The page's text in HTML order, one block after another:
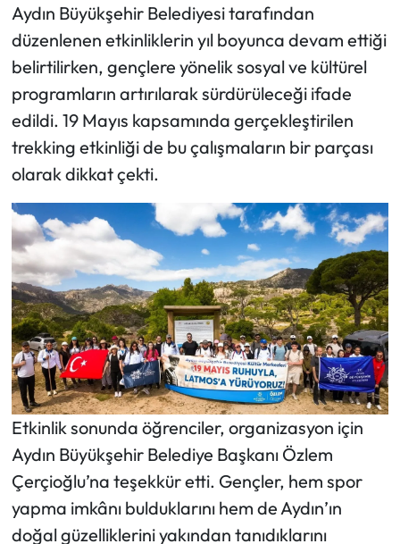
Aydın Büyükşehir Belediyesi tarafından
düzenlenen etkinliklerin yıl boyunca devam ettiği
belirtilirken, gençlere yönelik sosyal ve kültürel
programların artırılarak sürdürüleceği ifade
edildi. 19 Mayıs kapsamında gerçekleştirilen
trekking etkinliği de bu çalışmaların bir parçası
olarak dikkat çekti.
Etkinlik sonunda öğrenciler, organizasyon için
Aydın Büyükşehir Belediye Başkanı Özlem
Çerçioğlu’na teşekkür etti. Gençler, hem spor
yapma imkânı bulduklarını hem de Aydın’ın
doğal güzelliklerini yakından tanıdıklarını